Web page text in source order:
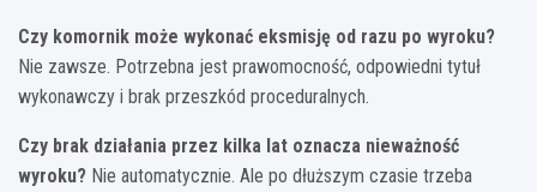
Czy komornik może wykonać eksmisję od razu po wyroku?
Nie zawsze. Potrzebna jest prawomocność, odpowiedni tytuł
wykonawczy i brak przeszkód proceduralnych.
Czy brak działania przez kilka lat oznacza nieważność
wyroku? Nie automatycznie. Ale po dłuższym czasie trzeba